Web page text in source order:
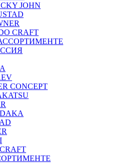
JOHN
CRAFT
CONCEPT